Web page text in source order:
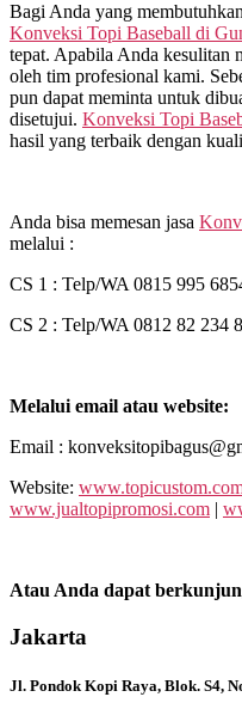
Bagi Anda yang
Konveksi Topi Baseball di
tepat. Apabila Anda kesulitan
oleh tim profesional kami.
pun dapat meminta untuk
disetujui. Konveksi Topi
hasil yang terbaik dengan
Anda bisa memesan jasa
melalui :
CS 1 : Telp/WA 0815 995
CS 2 : Telp/WA 0812 82 234
Melalui email atau website:
Email :
Website:
www.jualtopipromosi.com |
Atau Anda dapat
Jakarta
Jl. Pondok Kopi Raya, Blok. S4,